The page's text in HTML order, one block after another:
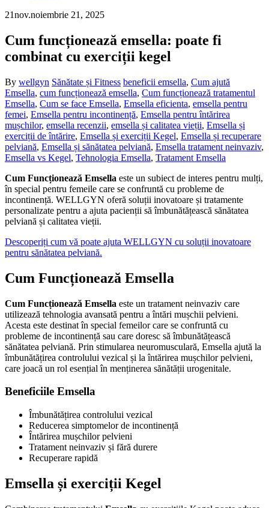
21nov.noiembrie 21, 2025
Cum funcționează emsella: poate fi
combinat cu exerciții kegel
By wellgyn Sănătate și Fitness beneficii emsella, Cum ajută
Emsella, cum funcționează emsella, Cum funcționează tratamentul
Emsella, Cum se face Emsella, Emsella eficienta, emsella pentru
femei, Emsella pentru incontinență, Emsella pentru întărirea
mușchilor, emsella recenzii, emsella și calitatea vieții, Emsella și
exerciții de întărire, Emsella și exerciții Kegel, Emsella și recuperare
pelviană, Emsella și sănătatea pelviană, Emsella tratament neinvaziv,
Emsella vs Kegel, Tehnologia Emsella, Tratament Emsella
Cum Funcționează Emsella este un subiect de interes pentru mulți,
în special pentru femeile care se confruntă cu probleme de
incontinență. WELLGYN oferă soluții inovatoare și tratamente
personalizate pentru a ajuta pacienții să îmbunătățească sănătatea
pelviană și calitatea vieții.
Descoperiți cum vă poate ajuta WELLGYN cu soluții inovatoare
pentru sănătatea pelviană.
Cum Funcționează Emsella
Cum Funcționează Emsella este un tratament neinvaziv care
utilizează tehnologia avansată pentru a întări mușchii pelvieni.
Acesta este destinat în special femeilor care se confruntă cu
probleme de incontinență sau care doresc să îmbunătățească
sănătatea pelviană. Prin stimularea neuromusculară, Emsella ajută la
îmbunătățirea controlului vezical și la întărirea mușchilor pelvieni,
care joacă un rol esențial în menținerea sănătății urogenitale.
Beneficiile Emsella
Îmbunătățirea controlului vezical
Reducerea simptomelor de incontinență
Întărirea mușchilor pelvieni
Tratament neinvaziv și fără durere
Recuperare rapidă
Emsella și exerciții Kegel